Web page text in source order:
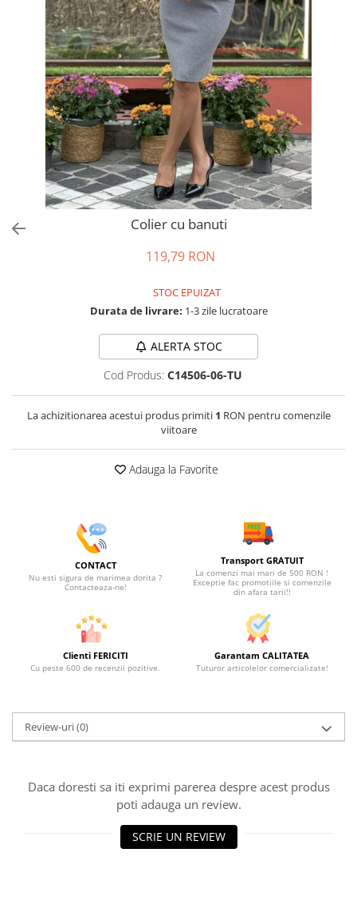
Tricouri si topuri
Rochii de eveniment
Colier cu banuti
119,79 RON
STOC EPUIZAT
Durata de livrare: 1-3 zile lucratoare
ALERTA STOC
Cod Produs: C14506-06-TU
La achizitionarea acestui produs primiti 1 RON pentru comenzile
viitoare
Adauga la Favorite
CONTACT
Nu esti sigura de marimea dorita ?
Contacteaza-ne!
Transport GRATUIT
La comenzi mai mari de 500 RON !
Exceptie fac promotiile si comenzile
din afara tarii!!
Clienti FERICITI
Cu peste 600 de recenzii pozitive.
Garantam CALITATEA
Tuturor articolelor comercializate!
Review-uri(0)
Daca doresti sa iti exprimi parerea despre acest produs
poti adauga un review.
SCRIE UN REVIEW